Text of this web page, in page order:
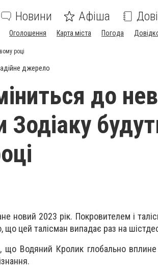
Новини Афіша
Оголошення Карта міста Погода
році
джерело
до
Зодіаку
новий 2023 рік. Покровителем і
цей талісман випадає раз на
що Водяний Кролик глобально вплине